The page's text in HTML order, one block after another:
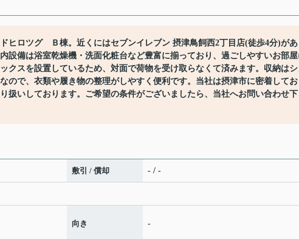
ヒロツグ Ｂ棟。近くにはセブンイレブン 摂津鳥飼西2丁目店(徒歩4分)があ
設備は浴室乾燥機・洗面化粧台など豊富に揃っており、過ごしやすいお部
クスを設置しているため、対面で荷物を受け取らなくて済みます。収納はシ
ので、衣類や履き物の整理がしやすく便利です。当社は摂津市に密着してお
扱いしております。ご希望の条件がございましたら、当社へお問い合わせ下
敷引 / 償却 - / -
向き -